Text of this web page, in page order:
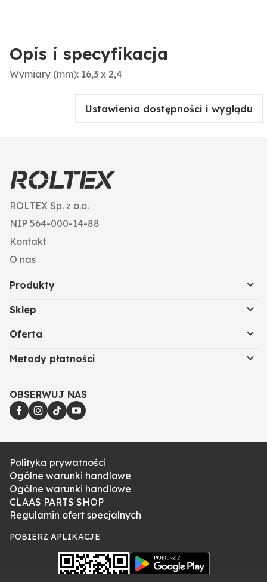
Opis i specyfikacja
Wymiary (mm): 16,3 x 2,4
Ustawienia dostępności i wyglądu
ROLTEX Sp. z o.o.
NIP 564-000-14-88
Kontakt
O nas
Produkty
Sklep
Oferta
Metody płatności
OBSERWUJ NAS
Polityka prywatności
Ogólne warunki handlowe
Ogólne warunki handlowe
CLAAS PARTS SHOP
Regulamin ofert specjalnych
POBIERZ APLIKACJE